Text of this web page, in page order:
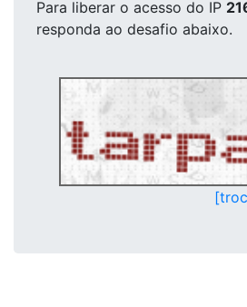
Para liberar o acesso do IP
responda ao desafio abaixo.